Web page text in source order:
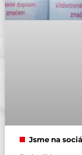
Jsme na